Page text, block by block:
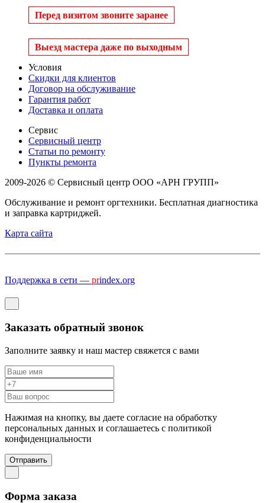
Перед визитом звоните заранее
Выезд мастера даже по выходным
Условия
Скидки для клиентов
Договор на обслуживание
Гарантия работ
Доставка и оплата
Сервис
Сервисный центр
Статьи по ремонту
Пункты ремонта
2009-2026 © Сервисный центр ООО «АРН ГРУПП»
Обслуживание и ремонт оргтехники. Бесплатная диагностика
и заправка картриджей.
Карта сайта
Поддержка в сети — prindex.org
Заказать обратный звонок
Заполните заявку и наш мастер свяжется с вами
Нажимая на кнопку, вы даете согласие на обработку
персональных данных и соглашаетесь c политикой
конфиденциальности
Отправить
Форма заказа